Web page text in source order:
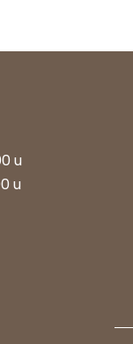
u
u